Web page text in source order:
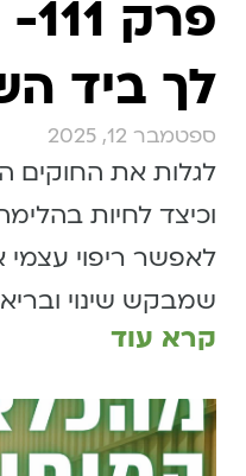
לך ביד
ספטמבר 12, 2025
לגלות את החוקים
וכיצד לחיות
לאפשר ריפוי
שמבקש שינוי
קרא עוד